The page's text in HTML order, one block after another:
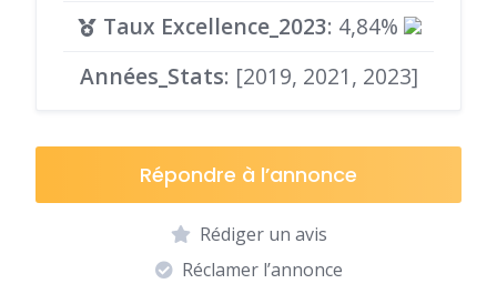
Taux Excellence_2023: 4,84%
Années_Stats: [2019, 2021, 2023]
Répondre à l’annonce
Rédiger un avis
Réclamer l’annonce